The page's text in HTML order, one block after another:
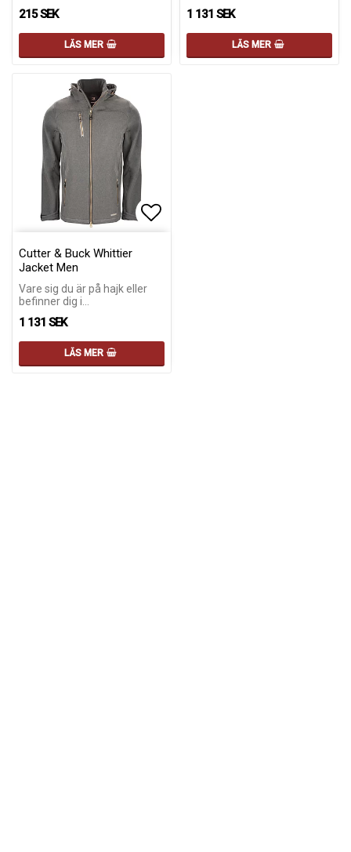
215 SEK
LÄS MER
1 131 SEK
LÄS MER
Cutter & Buck Whittier
Jacket Men
Vare sig du är på hajk eller
befinner dig i…
1 131 SEK
LÄS MER